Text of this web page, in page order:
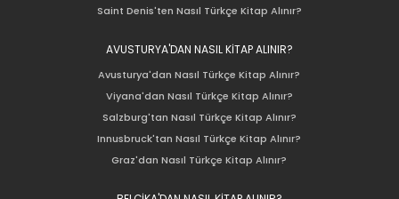
Saint Denis'ten Nasıl Türkçe Kitap Alınır?
AVUSTURYA'DAN NASIL KİTAP ALINIR?
Avusturya'dan Nasıl Türkçe Kitap Alınır?
Viyana'dan Nasıl Türkçe Kitap Alınır?
Salzburg'tan Nasıl Türkçe Kitap Alınır?
Innusbruck'tan Nasıl Türkçe Kitap Alınır?
Graz'dan Nasıl Türkçe Kitap Alınır?